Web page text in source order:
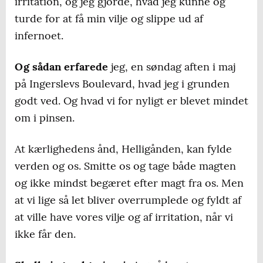
turde for at få min vilje og slippe ud af
infernoet.
Og sådan erfarede jeg, en søndag aften i maj
på Ingerslevs Boulevard, hvad jeg i grunden
godt ved. Og hvad vi for nyligt er blevet mindet
om i pinsen.
At kærlighedens ånd, Helligånden, kan fylde
verden og os. Smitte os og tage både magten
og ikke mindst begæret efter magt fra os. Men
at vi lige så let bliver overrumplede og fyldt af
at ville have vores vilje og af irritation, når vi
ikke får den.